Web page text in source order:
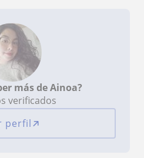
más de Ainoa?
verificados
perfil